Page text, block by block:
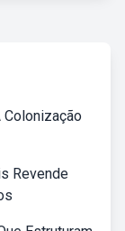
Colonização
Revende